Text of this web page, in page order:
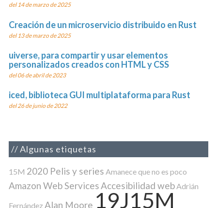
del 14 de marzo de 2025
Creación de un microservicio distribuido en Rust
del 13 de marzo de 2025
uiverse, para compartir y usar elementos
personalizados creados con HTML y CSS
del 06 de abril de 2023
iced, biblioteca GUI multiplataforma para Rust
del 26 de junio de 2022
Algunas etiquetas
15M 2020 Pelis y series Amanece que no es poco
Amazon Web ServicesAccesibilidad webAdrián
Fernández Alan Moore 19J15M